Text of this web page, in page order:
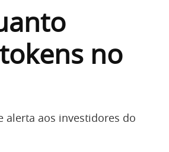
no
alerta aos investidores do